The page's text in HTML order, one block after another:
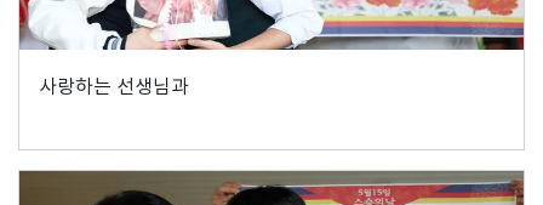
사랑하는 선생님과